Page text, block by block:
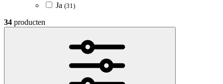
Ja (31)
34 producten